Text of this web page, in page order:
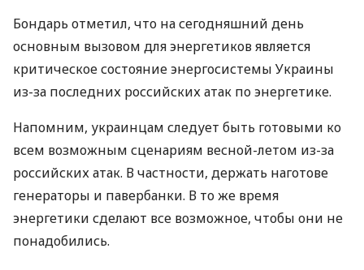
Бондарь отметил, что на сегодняшний день
основным вызовом для энергетиков является
критическое состояние энергосистемы Украины
из-за последних российских атак по энергетике.
Напомним, украинцам следует быть готовыми ко
всем возможным сценариям весной-летом из-за
российских атак. В частности, держать наготове
генераторы и павербанки. В то же время
энергетики сделают все возможное, чтобы они не
понадобились.